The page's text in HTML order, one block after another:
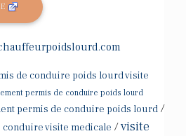
de conduire poids lourd visite
permis de conduire poids lourd
permis de conduire poids lourd /
visite medicale /visite